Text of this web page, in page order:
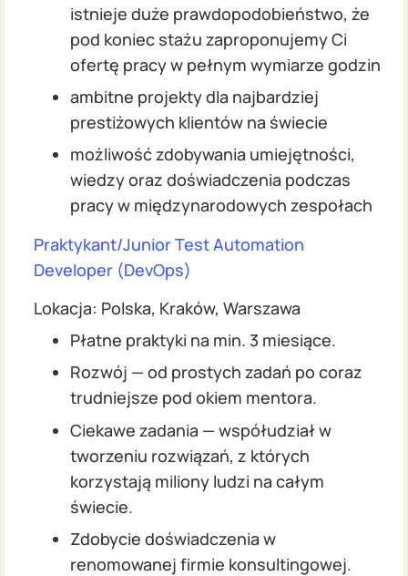
istnieje duże prawdopodobieństwo, że
pod koniec stażu zaproponujemy Ci
ofertę pracy w pełnym wymiarze godzin
ambitne projekty dla najbardziej
prestiżowych klientów na świecie
możliwość zdobywania umiejętności,
wiedzy oraz doświadczenia podczas
pracy w międzynarodowych zespołach
Praktykant/Junior Test Automation
Developer (DevOps)
Lokacja: Polska, Kraków, Warszawa
Płatne praktyki na min. 3 miesiące.
Rozwój — od prostych zadań po coraz
trudniejsze pod okiem mentora.
Ciekawe zadania — współudział w
tworzeniu rozwiązań, z których
korzystają miliony ludzi na całym
świecie.
Zdobycie doświadczenia w
renomowanej firmie konsultingowej.